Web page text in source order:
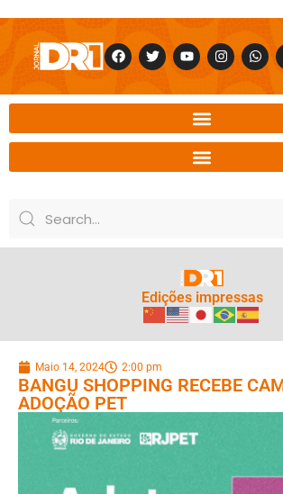
Edições impressas
Maio 14, 2024 2:00 pm
BANGU SHOPPING RECEBE
ADOÇÃO PET